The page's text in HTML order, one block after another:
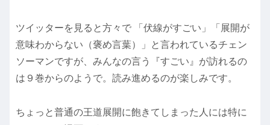
ツイッターを見ると方々で 「伏線がすごい」「展開が
意味わからない（褒め言葉）」と言われているチェン
ソーマンですが、みんなの言う『すごい』が訪れるの
は９巻からのようで。読み進めるのが楽しみです。
ちょっと普通の王道展開に飽きてしまった人には特に